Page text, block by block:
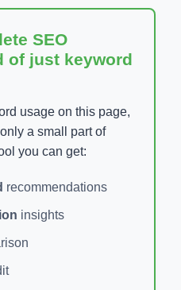
SEO
of just keyword
usage on this page,
a small part of
you can get:
recommendations
insights